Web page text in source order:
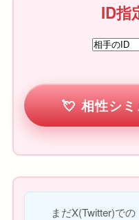
ID指
相性シ
まだX(Twitter)での